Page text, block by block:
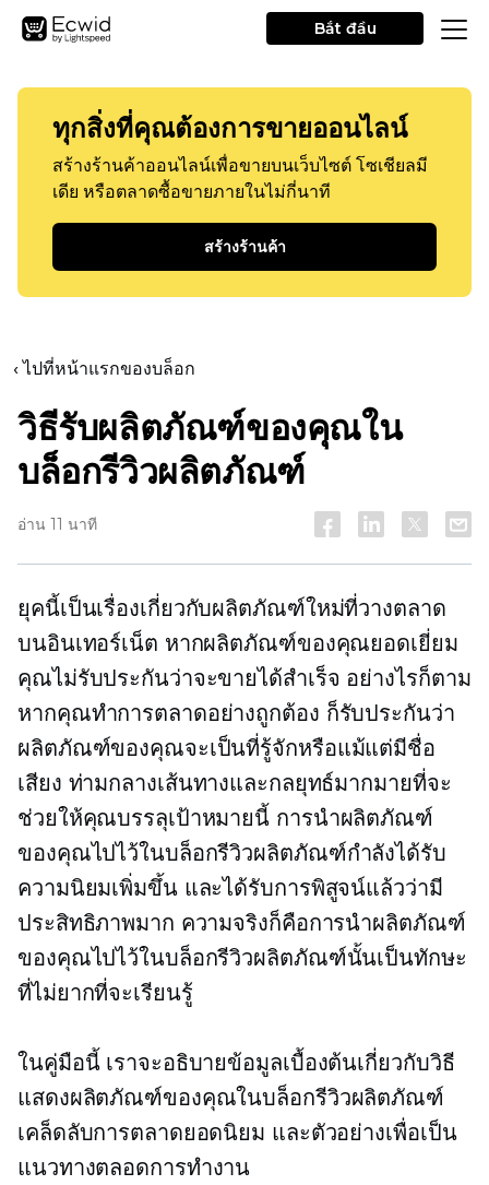
Bắt đầu
ทุกสิ่งที่คุณต้องการขายออนไลน์
สร้างร้านค้าออนไลน์เพื่อขายบนเว็บไซต์ โซเชียลมี
เดีย หรือตลาดซื้อขายภายในไม่กี่นาที
สร้างร้านค้า
‹ ไปที่หน้าแรกของบล็อก
วิธีรับผลิตภัณฑ์ของคุณใน
บล็อกรีวิวผลิตภัณฑ์
อ่าน 11 นาที
ยุคนี้เป็นเรื่องเกี่ยวกับผลิตภัณฑ์ใหม่ที่วางตลาด
บนอินเทอร์เน็ต หากผลิตภัณฑ์ของคุณยอดเยี่ยม
คุณไม่รับประกันว่าจะขายได้สำเร็จ อย่างไรก็ตาม
หากคุณทำการตลาดอย่างถูกต้อง ก็รับประกันว่า
ผลิตภัณฑ์ของคุณจะเป็นที่รู้จักหรือแม้แต่มีชื่อ
เสียง ท่ามกลางเส้นทางและกลยุทธ์มากมายที่จะ
ช่วยให้คุณบรรลุเป้าหมายนี้ การนำผลิตภัณฑ์
ของคุณไปไว้ในบล็อกรีวิวผลิตภัณฑ์กำลังได้รับ
ความนิยมเพิ่มขึ้น และได้รับการพิสูจน์แล้วว่ามี
ประสิทธิภาพมาก ความจริงก็คือการนำผลิตภัณฑ์
ของคุณไปไว้ในบล็อกรีวิวผลิตภัณฑ์นั้นเป็นทักษะ
ที่ไม่ยากที่จะเรียนรู้
ในคู่มือนี้ เราจะอธิบายข้อมูลเบื้องต้นเกี่ยวกับวิธี
แสดงผลิตภัณฑ์ของคุณในบล็อกรีวิวผลิตภัณฑ์
เคล็ดลับการตลาดยอดนิยม และตัวอย่างเพื่อเป็น
แนวทางตลอดการทำงาน